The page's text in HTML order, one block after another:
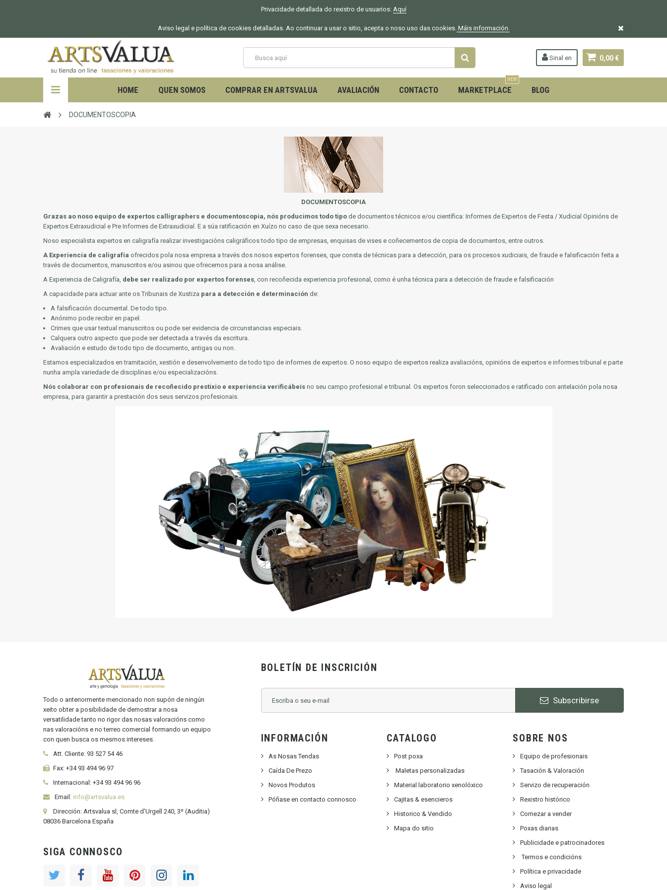
Privacidade detallada do rexistro de usuarios: Aquí
Aviso legal e política de cookies detalladas. Ao continuar a usar o sitio, acepta o noso uso das cookies. Máis información.
0,00 €
Sinal en
HOME QUEN SOMOS COMPRAR EN ARTSVALUA AVALIACIÓN CONTACTO MARKETPLACE
NEW
BLOG
DOCUMENTOSCOPIA
DOCUMENTOSCOPIA
Grazas ao noso equipo de expertos calligraphers e documentoscopia, nós producimos todo tipo de documentos técnicos e/ou científica: Informes de Expertos de Festa / Xudicial Opinións de
Expertos Extraxudicial e Pre Informes de Extraxudicial. E a súa ratificación en Xuízo no caso de que sexa necesario.
Noso especialista expertos en caligrafía realizar investigacións caligráficos todo tipo de empresas, enquisas de vises e coñecementos de copia de documentos, entre outros.
A Experiencia de caligrafía ofrecidos pola nosa empresa a través dos nosos expertos forenses, que consta de técnicas para a detección, para os procesos xudiciais, de fraude e falsificación feita a
través de documentos, manuscritos e/ou asinou que ofrecemos para a nosa análise.
A Experiencia de Caligrafía, debe ser realizado por expertos forenses, con recoñecida experiencia profesional, como é unha técnica para a detección de fraude e falsificación
A capacidade para actuar ante os Tribunais de Xustiza para a detección e determinación de:
A falsificación documental. De todo tipo.
Anónimo pode recibir en papel.
Crimes que usar textual manuscritos ou pode ser evidencia de circunstancias especiais.
Calquera outro aspecto que pode ser detectada a través da escritura.
Avaliación e estudo de todo tipo de documento, antigas ou non.
Estamos especializados en tramitación, xestión e desenvolvemento de todo tipo de informes de expertos. O noso equipo de expertos realiza avaliacións, opinións de expertos e informes tribunal e parte
nunha ampla variedade de disciplinas e/ou especializacións.
Nós colaborar con profesionais de recoñecido prestixio e experiencia verificábeis no seu campo profesional e tribunal. Os expertos foron seleccionados e ratificado con antelación pola nosa
empresa, para garantir a prestación dos seus servizos profesionais.
Todo o anteriormente mencionado non supón de ningún
xeito obter a posibilidade de demostrar a nosa
versatilidade tanto no rigor das nosas valoracións como
nas valoracións e no terreo comercial formando un equipo
con quen busca os mesmos intereses.
Att. Cliente: 93 527 54 46
Fax: +34 93 494 96 97
Internacional: +34 93 494 96 96
Email: info@artsvalua.es
Dirección: Artsvalua sl, Comte d'Urgell 240, 3º (Auditia)
08036 Barcelona España
SIGA CONNOSCO
BOLETÍN DE INSCRICIÓN
Subscribirse
INFORMACIÓN
As Nosas Tendas
Caída De Prezo
Novos Produtos
Póñase en contacto connosco
CATALOGO
Post poxa
Maletas personalizadas
Material laboratorio xenolóxico
Cajitas & esencieros
Historico & Vendido
Mapa do sitio
SOBRE NOS
Equipo de profesionais
Tasación & Valoración
Servizo de recuperación
Rexistro histórico
Comezar a vender
Poxas diarias
Publicidade e patrocinadores
Termos e condicións
Política e privacidade
Aviso legal